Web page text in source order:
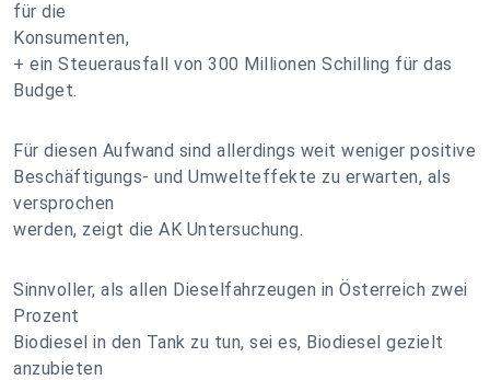
für die
Konsumenten,
+ ein Steuerausfall von 300 Millionen Schilling für das
Budget.
Für diesen Aufwand sind allerdings weit weniger positive
Beschäftigungs- und Umwelteffekte zu erwarten, als
versprochen
werden, zeigt die AK Untersuchung.
Sinnvoller, als allen Dieselfahrzeugen in Österreich zwei
Prozent
Biodiesel in den Tank zu tun, sei es, Biodiesel gezielt
anzubieten